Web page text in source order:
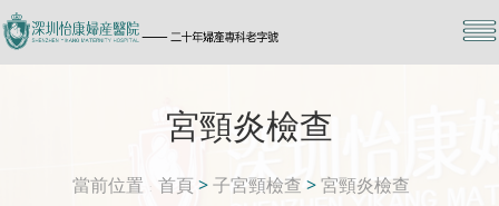
宮頸炎檢查
當前位置 首頁 >子宮頸檢查 >宮頸炎檢查